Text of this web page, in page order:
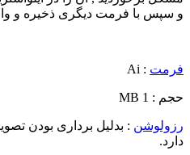
و سپس با فرمت دیگری ذخیره و
فرمت : Ai
حجم : 1 MB
رزولوشن : بدلیل برداری بودن
دارد.